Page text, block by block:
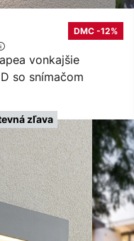
vonkajšie
so snímačom
DMC -12%
zľava